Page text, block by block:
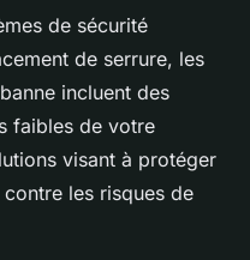
de sécurité
de serrure, les
incluent des
faibles de votre
visant à protéger
les risques de